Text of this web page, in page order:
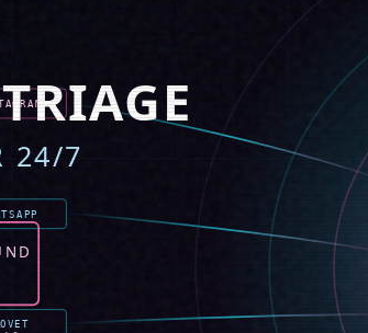
4 ore" — transporturi fără UIT, frontiere
patru — și toate patru au fost rezolvate de
în totalitate din cazuri marginale pe
în mai.
transferuri interne, unul în relații cu clienții și doi
punct. Numărul de mesaje de duminică
la dispecerat pentru UIT (agentul vocal o face
plătit din economii — fluctuația în pool-ul de
să subcontracteze picioarele Italia–Spania către